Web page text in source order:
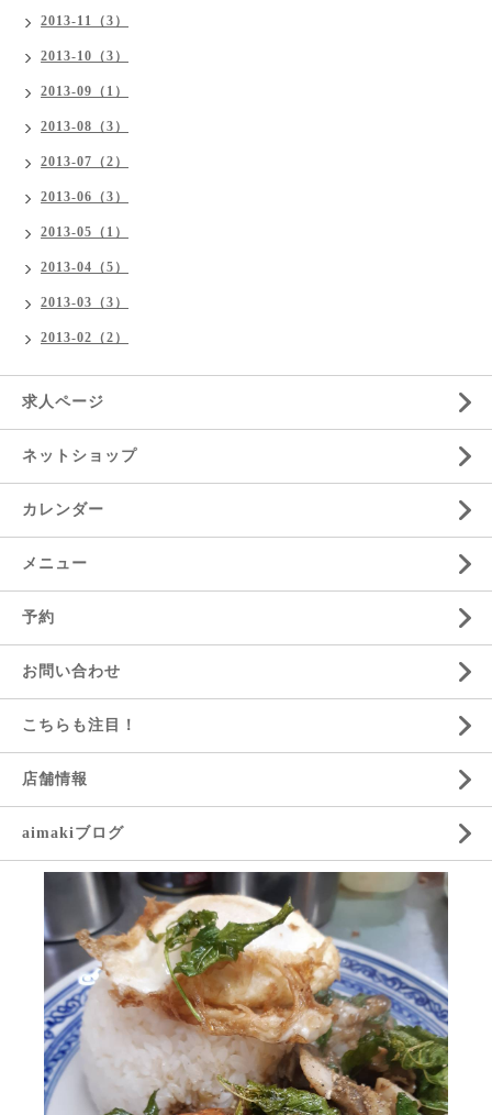
2013-11（3）
2013-10（3）
2013-09（1）
2013-08（3）
2013-07（2）
2013-06（3）
2013-05（1）
2013-04（5）
2013-03（3）
2013-02（2）
求人ページ
ネットショップ
カレンダー
メニュー
予約
お問い合わせ
こちらも注目！
店舗情報
aimakiブログ